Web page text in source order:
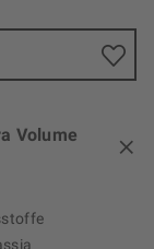
Volume